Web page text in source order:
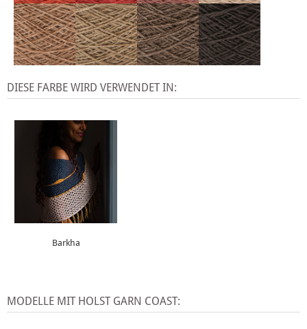
DIESE FARBE WIRD VERWENDET IN:
Barkha
MODELLE MIT HOLST GARN COAST: